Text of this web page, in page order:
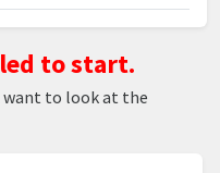
to start.
want to look at the